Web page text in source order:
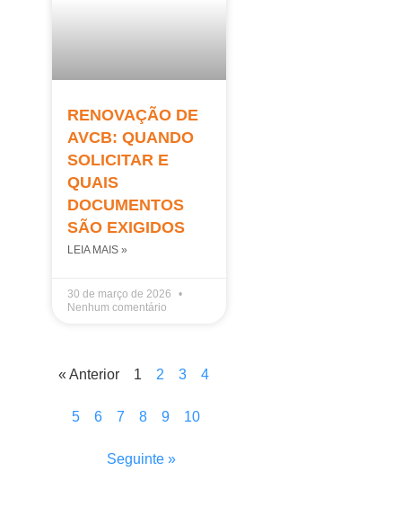
RENOVAÇÃO DE
AVCB: QUANDO
SOLICITAR E
QUAIS
DOCUMENTOS
SÃO EXIGIDOS
LEIA MAIS »
30 de março de 2026
Nenhum comentário
« Anterior 1 2 3 4
5 6 7 8 9 10
Seguinte »